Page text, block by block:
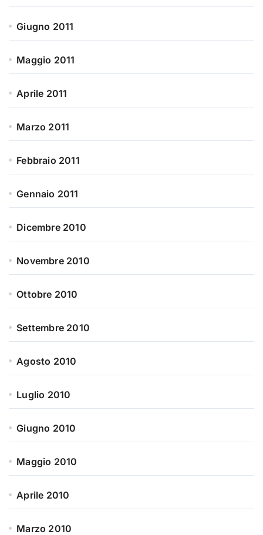
Giugno 2011
Maggio 2011
Aprile 2011
Marzo 2011
Febbraio 2011
Gennaio 2011
Dicembre 2010
Novembre 2010
Ottobre 2010
Settembre 2010
Agosto 2010
Luglio 2010
Giugno 2010
Maggio 2010
Aprile 2010
Marzo 2010